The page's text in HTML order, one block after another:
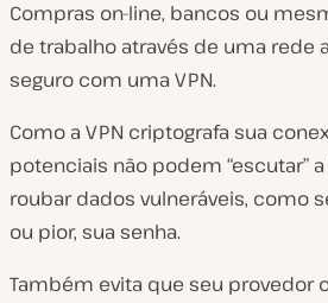
Compras on-line, bancos ou
de trabalho através de uma rede
seguro com uma VPN.
Como a VPN criptografa sua
potenciais não podem “escutar”
roubar dados vulneráveis, como
ou pior, sua senha.
Também evita que seu provedor